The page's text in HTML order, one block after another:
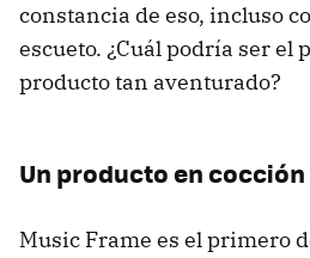
constancia de eso, incluso
escueto. ¿Cuál podría ser el
producto tan aventurado?
Un producto en cocción
Music Frame es el primero